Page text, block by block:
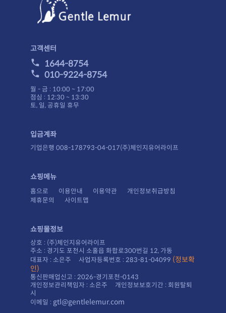
고객센터
1644-8754
010-9224-8754
월 - 금 : 10:00 ~ 17:00
점심 : 12:30 ~ 13:30
토, 일, 공휴일 휴무
입금계좌
기업은행 008-178793-04-017(주)체인지유어라이프
쇼핑메뉴
홈으로 이용안내 이용약관
개인정보취급방침
제휴문의
사이트맵
쇼핑몰정보
상호 : (주)체인지유어라이프
주소 : 경기도 포천시 소홀읍 화합로300번길 12, 가동
대표자 : 소은주 사업자등록번호 : 283-81-04099
인)
통신판매업신고 : 2026-경기포천-0143
시
이메일 : gtl@gentlelemur.com